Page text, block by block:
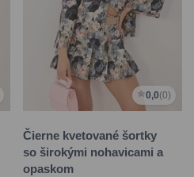
0,0(0)
Čierne kvetované šortky
so širokými nohavicami a
opaskom